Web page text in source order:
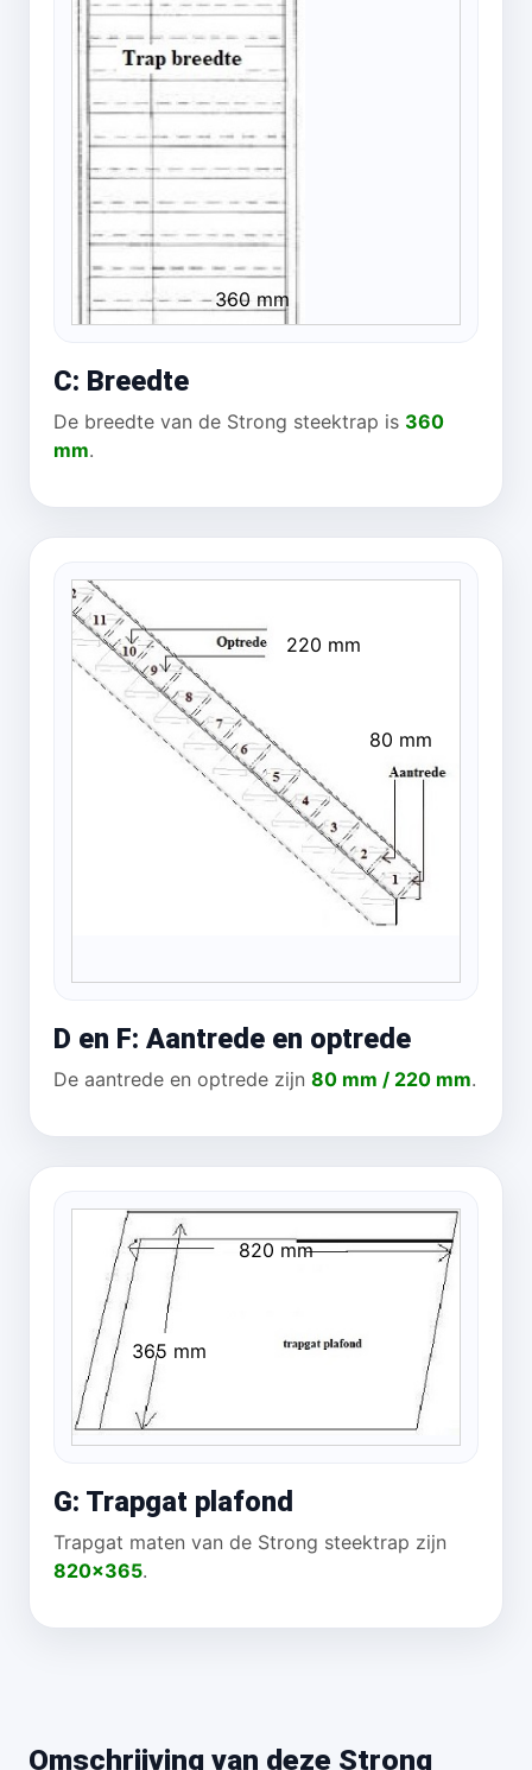
360 mm
C: Breedte
De breedte van de Strong steektrap is 360
mm.
220 mm
80 mm
D en F: Aantrede en optrede
De aantrede en optrede zijn 80 mm / 220 mm.
820 mm
365 mm
G: Trapgat plafond
Trapgat maten van de Strong steektrap zijn
820x365.
Omschrijving van deze Strong